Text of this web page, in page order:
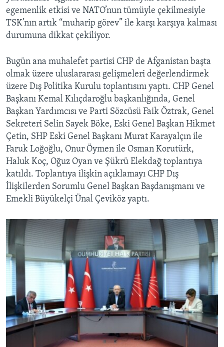
egemenlik etkisi ve NATO’nun tümüyle çekilmesiyle
TSK’nın artık “muharip görev” ile karşı karşıya kalması
durumuna dikkat çekiliyor.
Bugün ana muhalefet partisi CHP de Afganistan başta
olmak üzere uluslararası gelişmeleri değerlendirmek
üzere Dış Politika Kurulu toplantısını yaptı. CHP Genel
Başkanı Kemal Kılıçdaroğlu başkanlığında, Genel
Başkan Yardımcısı ve Parti Sözcüsü Faik Öztrak, Genel
Sekreteri Selin Sayek Böke, Eski Genel Başkan Hikmet
Çetin, SHP Eski Genel Başkanı Murat Karayalçın ile
Faruk Loğoğlu, Onur Öymen ile Osman Korutürk,
Haluk Koç, Oğuz Oyan ve Şükrü Elekdağ toplantıya
katıldı. Toplantıya ilişkin açıklamayı CHP Dış
İlişkilerden Sorumlu Genel Başkan Başdanışmanı ve
Emekli Büyükelçi Ünal Çeviköz yaptı.